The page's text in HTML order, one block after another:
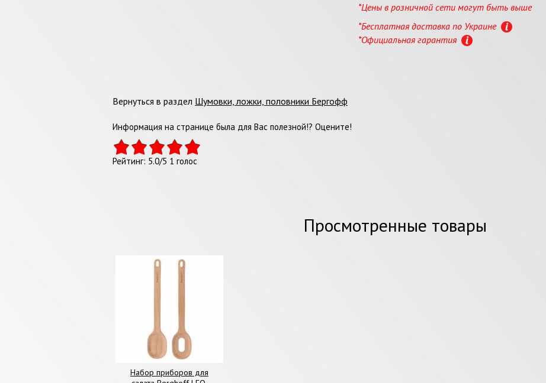
*Цены в розничной сети могут быть выше
*Бесплатная доставка по Украине
*Официальная гарантия
Вернуться в раздел Шумовки, ложки, половники Бергофф
Информация на странице была для Вас полезной!? Оцените!
Рейтинг: 5.0/5 1 голос
Просмотренные товары
Набор приборов для